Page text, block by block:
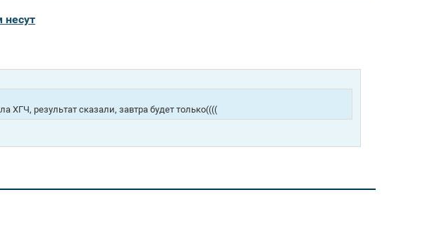
несут
ХГЧ, результат сказали, завтра будет только((((